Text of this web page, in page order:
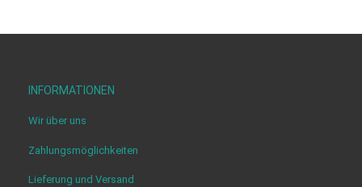
INFORMATIONEN
Wir über uns
Zahlungsmöglichkeiten
Lieferung und Versand